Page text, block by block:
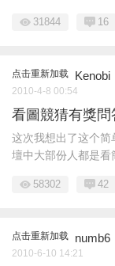
31844 16
点击重新加载 Kenobi
2010-4-8 00:54
看圖競猜有獎問
这次我想出了这个
壇中大部份人都是看
58302 42
点击重新加载 numb6
2010-6-10 14:21